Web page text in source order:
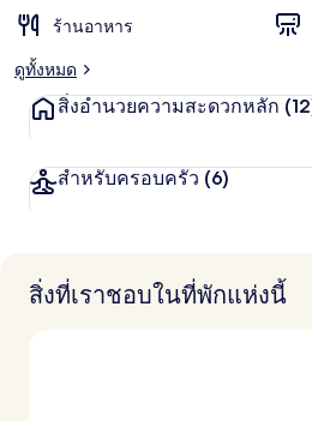
ร้านอาหาร
ดูทั้งหมด
สิ่งอำนวยความสะดวกหลัก
สำหรับครอบครัว (6)
สิ่งที่เราชอบในที่พักแห่งนี้